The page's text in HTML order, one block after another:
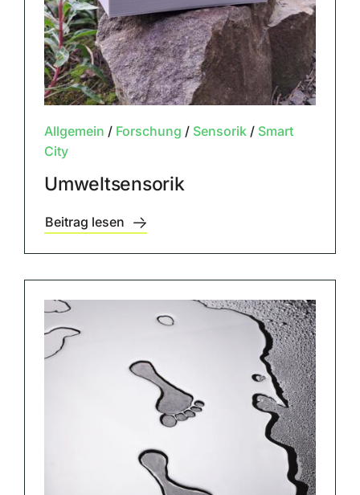
Allgemein / Forschung / Sensorik/ Smart
City
Umweltsensorik
Beitrag lesen